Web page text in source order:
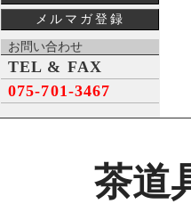
メルマガ登録
お問い合わせ
TEL & FAX
075-701-3467
茶道